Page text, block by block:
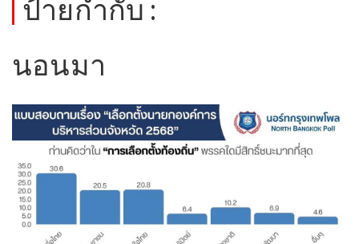
ป้ายกำกับ :
นอนมา